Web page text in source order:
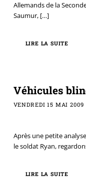
Allemands de la
Saumur,[…]
LIRE LA SUITE
Véhicules
VENDREDI 15 MAI 2009
Après une petite
le soldat Ryan,
LIRE LA SUITE